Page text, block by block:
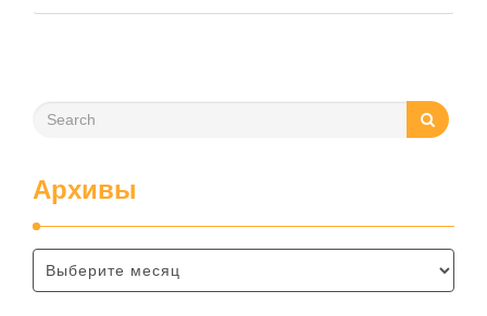
зависит от нескольких факторов, включая температуру
Архивы